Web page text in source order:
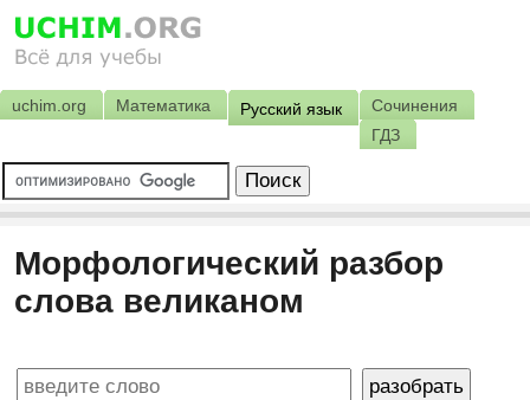
uchim.org Математика Русский язык
Сочинения
ГДЗ
Морфологический разбор
слова великаном